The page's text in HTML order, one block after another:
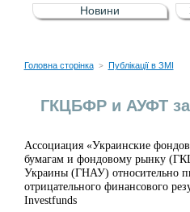
5 серпня 2026 р.
Зі
UA4000232607)
4 серпня 2026 р.
До
Новини
Головна сторінка > Публікації в ЗМІ
ГКЦБФР и АУФТ
Ассоциация «Украинские
бумагам и фондовому рынку
Украины (ГНАУ) относительно
отрицательного финансового
Investfunds